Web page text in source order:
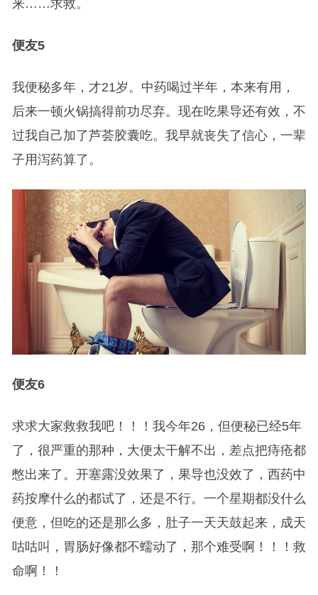
来……求救。
便友5
我便秘多年，才21岁。中药喝过半年，本来有用，
后来一顿火锅搞得前功尽弃。现在吃果导还有效，不
过我自己加了芦荟胶囊吃。我早就丧失了信心，一辈
子用泻药算了。
便友6
求求大家救救我吧！！！我今年26，但便秘已经5年
了，很严重的那种，大便太干解不出，差点把痔疮都
憋出来了。开塞露没效果了，果导也没效了，西药中
药按摩什么的都试了，还是不行。一个星期都没什么
便意，但吃的还是那么多，肚子一天天鼓起来，成天
咕咕叫，胃肠好像都不蠕动了，那个难受啊！！！救
命啊！！